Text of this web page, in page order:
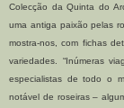
Colecção da Quinta do
uma antiga paixão pelas
mostra-nos, com fichas
variedades. “Inúmeras
especialistas de todo o
notável de roseiras –